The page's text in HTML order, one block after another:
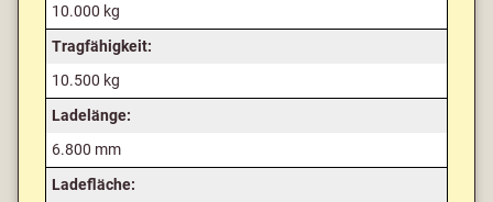
10.000 kg
Tragfähigkeit:
10.500 kg
Ladelänge:
6.800 mm
Ladefläche: